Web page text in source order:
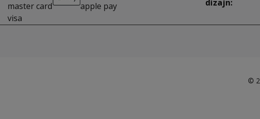
dizajn:
©